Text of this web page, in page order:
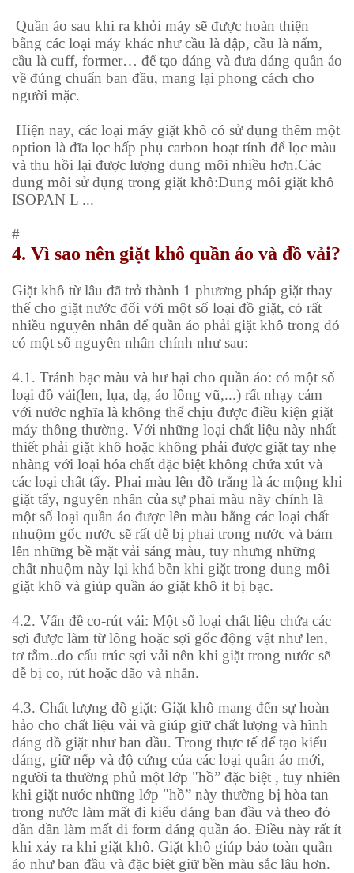
Quần áo sau khi ra khỏi máy sẽ được hoàn thiện
bằng các loại máy khác như cầu là dập, cầu là nấm,
cầu là cuff, former… để tạo dáng và đưa dáng quần áo
về đúng chuẩn ban đầu, mang lại phong cách cho
người mặc.
Hiện nay, các loại máy giặt khô có sử dụng thêm một
option là đĩa lọc hấp phụ carbon hoạt tính để lọc màu
và thu hồi lại được lượng dung môi nhiều hơn.Các
dung môi sử dụng trong giặt khô:Dung môi giặt khô
ISOPAN L ...
#
4. Vì sao nên giặt khô quần áo và đồ vải?
Giặt khô từ lâu đã trở thành 1 phương pháp giặt thay
thế cho giặt nước đối với một số loại đồ giặt, có rất
nhiều nguyên nhân để quần áo phải giặt khô trong đó
có một số nguyên nhân chính như sau:
4.1. Tránh bạc màu và hư hại cho quần áo: có một số
loại đồ vải(len, lụa, dạ, áo lông vũ,...) rất nhạy cảm
với nước nghĩa là không thể chịu được điều kiện giặt
máy thông thường. Với những loại chất liệu này nhất
thiết phải giặt khô hoặc không phải được giặt tay nhẹ
nhàng với loại hóa chất đặc biệt không chứa xút và
các loại chất tẩy. Phai màu lên đồ trắng là ác mộng khi
giặt tẩy, nguyên nhân của sự phai màu này chính là
một số loại quần áo được lên màu bằng các loại chất
nhuộm gốc nước sẽ rất dễ bị phai trong nước và bám
lên những bề mặt vải sáng màu, tuy nhưng những
chất nhuộm này lại khá bền khi giặt trong dung môi
giặt khô và giúp quần áo giặt khô ít bị bạc.
4.2. Vấn đề co-rút vải: Một số loại chất liệu chứa các
sợi được làm từ lông hoặc sợi gốc động vật như len,
tơ tằm..do cấu trúc sợi vải nên khi giặt trong nước sẽ
dễ bị co, rút hoặc dão và nhăn.
4.3. Chất lượng đồ giặt: Giặt khô mang đến sự hoàn
hảo cho chất liệu vải và giúp giữ chất lượng và hình
dáng đồ giặt như ban đầu. Trong thực tế để tạo kiểu
dáng, giữ nếp và độ cứng của các loại quần áo mới,
người ta thường phủ một lớp "hồ” đặc biệt , tuy nhiên
khi giặt nước những lớp "hồ” này thường bị hòa tan
trong nước làm mất đi kiểu dáng ban đầu và theo đó
dần dần làm mất đi form dáng quần áo. Điều này rất ít
khi xảy ra khi giặt khô. Giặt khô giúp bảo toàn quần
áo như ban đầu và đặc biệt giữ bền màu sắc lâu hơn.